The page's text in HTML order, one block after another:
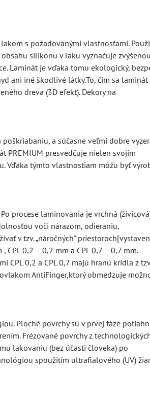
s požadovanými vlastnosťami.
silikónu v laku vyznačuje zvýšenou
Laminát je vďaka tomu ekologický,
ani iné škodlivé látky.To, čím sa laminát
dreva (3D efekt). Dekory na
a súčasne veľmi dobre
PREMIUM presvedčuje nielen svojím
Vďaka týmto vlastnostiam môžu byť
procese laminovania je vrchná
voči nárazom, odieraniu,
v tzv. „náročných"
0,2 – 0,2 mm a CPL 0,7 – 0,7 mm.
0,2 a CPL 0,7 majú hranú krídla z
AntiFinger,ktorý obmedzuje
Ploché povrchy sú v prvej fáze
Frézované povrchy z
lakovaniu (bez účasti človeka) po
spoužitím ultrafialového (UV)